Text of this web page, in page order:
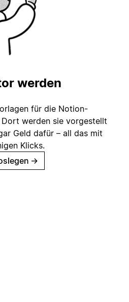
werden
für die Notion-
werden sie vorgestellt
Geld dafür – all das mit
Klicks.
→